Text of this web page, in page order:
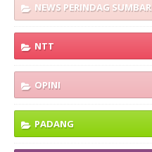
NEWS PERINDAG SUMBAR
NTT
OPINI
PADANG